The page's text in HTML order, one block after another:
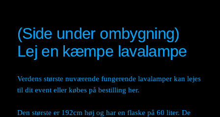
(Side under ombygning)
Lej en kæmpe lavalampe
Verdens største nuværende fungerende lavalamper kan lejes
til dit event eller købes på bestilling her.
Den største er 192cm høj og har en flaske på 60 liter. De